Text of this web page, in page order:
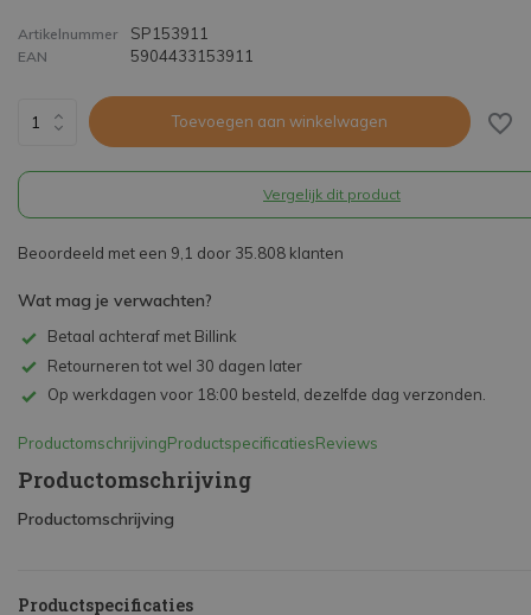
Artikelnummer SP153911
EAN 5904433153911
Toevoegen aan winkelwagen
Vergelijk dit product
Beoordeeld met een 9,1 door 35.808 klanten
Wat mag je verwachten?
Betaal achteraf met Billink
Retourneren tot wel 30 dagen later
Op werkdagen voor 18:00 besteld, dezelfde dag verzonden.
ProductomschrijvingProductspecificatiesReviews
Productomschrijving
Productomschrijving
Productspecificaties